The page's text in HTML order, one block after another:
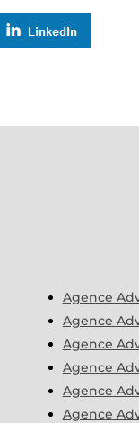
Agence
Agence
Agence
Agence
Agence
Agence